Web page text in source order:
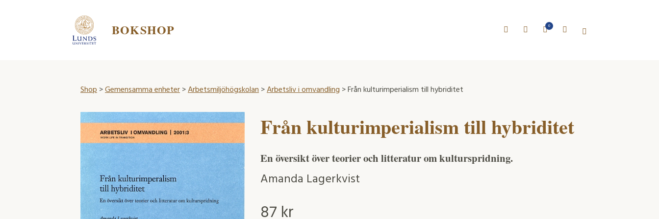
BOKSHOP 0
Shop>Gemensamma enheter>Arbetsmiljöhögskolan>Arbetsliv i omvandling > Från kulturimperialism till hybriditet
Från kulturimperialism till hybriditet
En översikt över teorier och litteratur om kulturspridning.
Amanda Lagerkvist
87 kr